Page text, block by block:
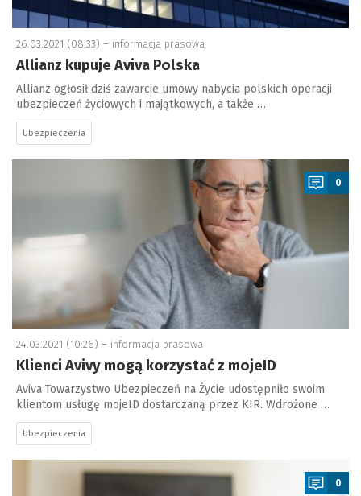
26.03.2021 (08:33) – informacja prasowa
Allianz kupuje Aviva Polska
Allianz ogłosił dziś zawarcie umowy nabycia polskich operacji
ubezpieczeń życiowych i majątkowych, a także …
Ubezpieczenia
a
0
24.03.2021 (10:26) – informacja prasowa
Klienci Avivy mogą korzystać z mojeID
Aviva Towarzystwo Ubezpieczeń na Życie udostępniło swoim
klientom usługę mojeID dostarczaną przez KIR. Wdrożone …
Ubezpieczenia
a
0